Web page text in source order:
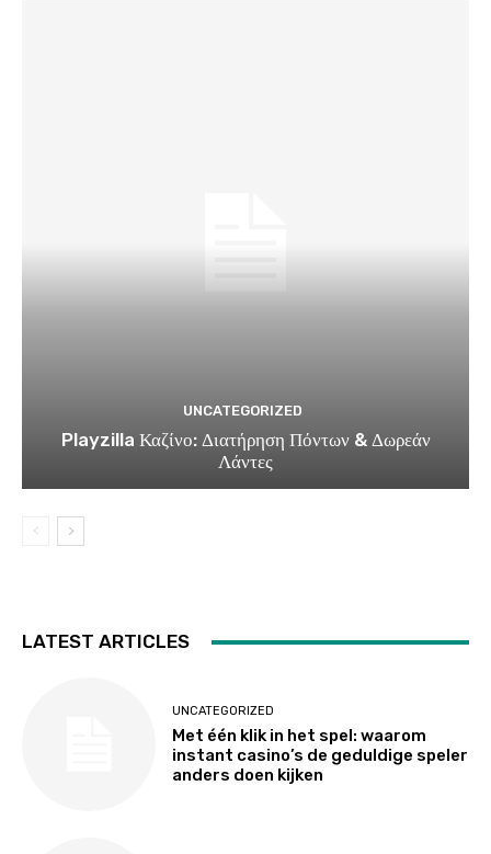
UNCATEGORIZED
Playzilla Καζίνο: Διατήρηση Πόντων & Δωρεάν
Λάντες
LATEST ARTICLES
UNCATEGORIZED
Met één klik in het spel: waarom
instant casino’s de geduldige speler
anders doen kijken